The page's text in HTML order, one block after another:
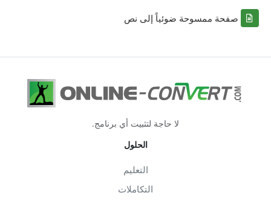
صفحة ممسوحة ضوئياً إلى نص
لا حاجة لتثبيت أي برنامج.
الحلول
التعليم
التكاملات